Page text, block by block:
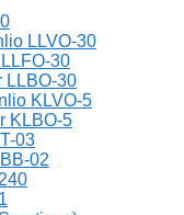
LLVO-30
30
LLBO-30
KLVO-5
KLBO-5
03
02